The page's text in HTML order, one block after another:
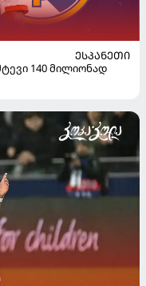
ᲔᲡᲞᲐᲜᲔᲗᲘ
140 მილიონად